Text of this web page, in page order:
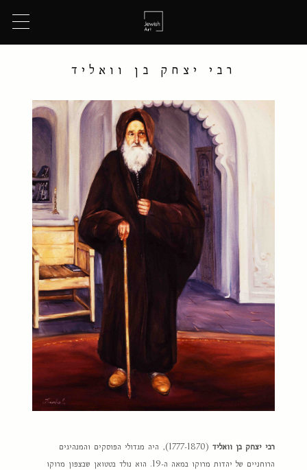
רבי יצחק בן וואליד
רבי יצחק בן וואליד
(1777-1870), היה מגדולי הפוסקים והמנהיגים
הרוחניים של יהדות מרוקו במאה ה-19. הוא נולד בטטואן שבצפון מרוקו